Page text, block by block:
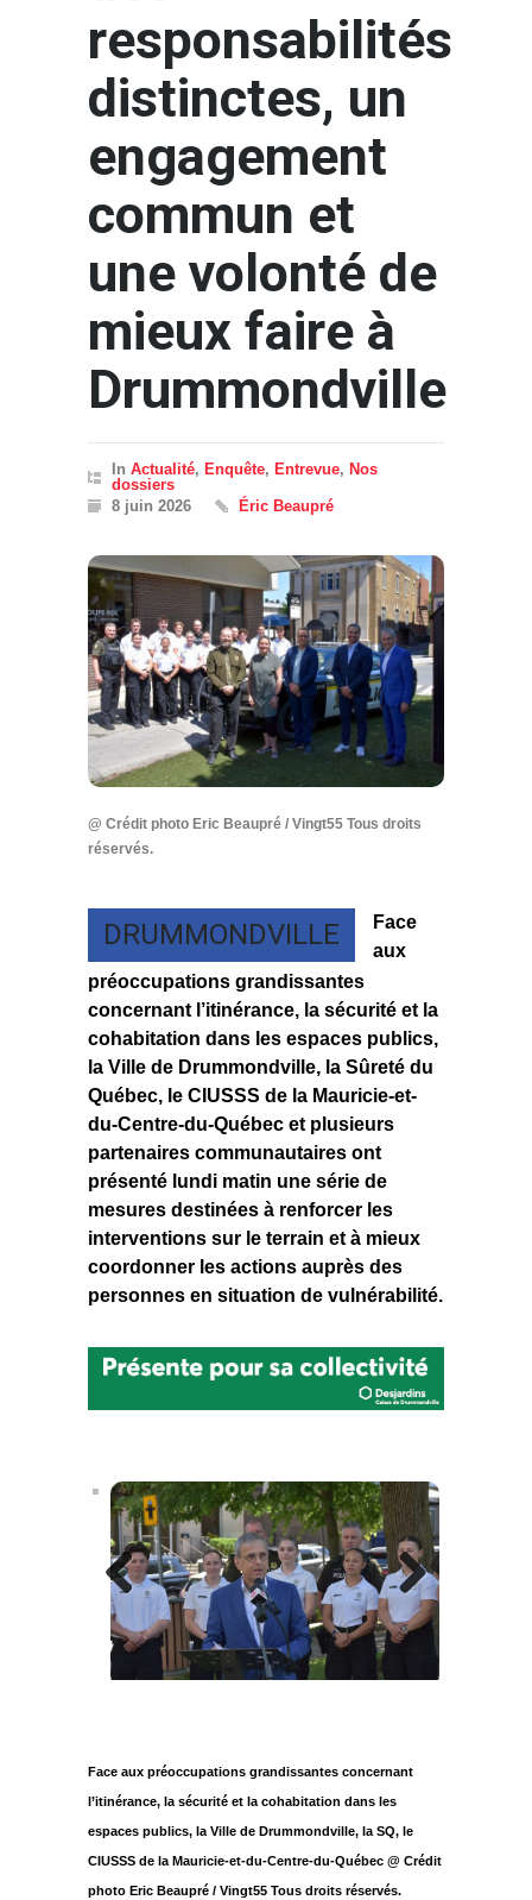
responsabilités
distinctes, un
engagement
commun et
une volonté de
mieux faire à
Drummondville
In Actualité, Enquête, Entrevue, Nos
dossiers
8 juin 2026
Éric Beaupré
@ Crédit photo Eric Beaupré / Vingt55 Tous droits
réservés.
DRUMMONDVILLE
Face
aux
préoccupations grandissantes
concernant l’itinérance, la sécurité et la
cohabitation dans les espaces publics,
la Ville de Drummondville, la Sûreté du
Québec, le CIUSSS de la Mauricie-et-
du-Centre-du-Québec et plusieurs
partenaires communautaires ont
présenté lundi matin une série de
mesures destinées à renforcer les
interventions sur le terrain et à mieux
coordonner les actions auprès des
personnes en situation de vulnérabilité.
Previous Next
Face aux préoccupations grandissantes concernant
l’itinérance, la sécurité et la cohabitation dans les
espaces publics, la Ville de Drummondville, la SQ, le
CIUSSS de la Mauricie-et-du-Centre-du-Québec @ Crédit
photo Eric Beaupré / Vingt55 Tous droits réservés.